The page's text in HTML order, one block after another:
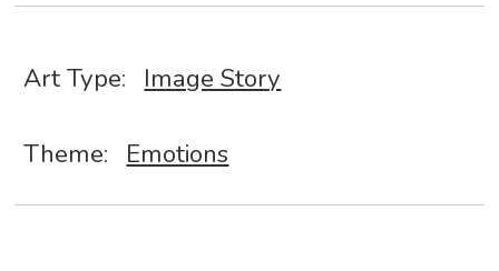
Art Type: Image Story
Theme: Emotions